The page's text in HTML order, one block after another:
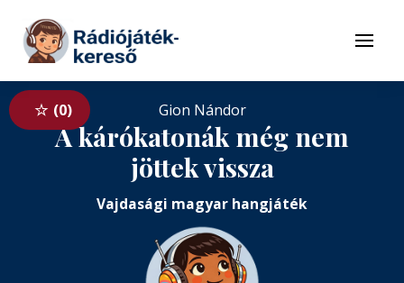
Tovább a tartalomhoz
Menü
0 Gion Nándor
A kárókatonák még nem
jöttek vissza
Vajdasági magyar hangjáték